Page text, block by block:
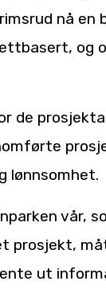
nå
og
de
lønnsomhet.
vår,
prosjekt,
ut